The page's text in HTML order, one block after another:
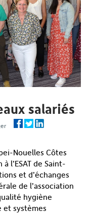
salariés
Nouelles Côtes
l’ESAT de Saint-
et d’échanges
de l’association
hygiène
systèmes